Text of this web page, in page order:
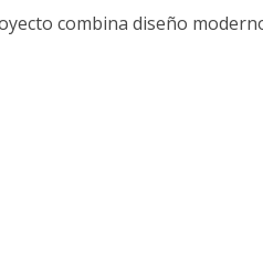
combina diseño